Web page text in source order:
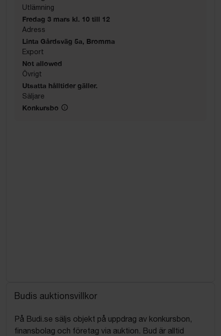
Utlämning
Fredag 3 mars kl. 10 till 12
Adress
Linta Gårdsväg 5a, Bromma
Export
Not allowed
Övrigt
Utsatta hålltider gäller.
Säljare
Konkursbo
Budis auktionsvillkor
På Budi.se säljs objekt på uppdrag av konkursbon,
finansbolag och företag via auktion. Bud är alltid